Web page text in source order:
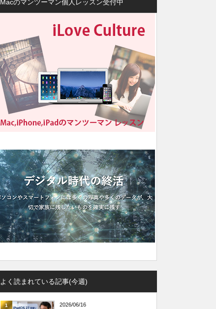
Macのマンツーマン個人レッスン受付中
よく読まれている記事(今週)
1 2026/06/16